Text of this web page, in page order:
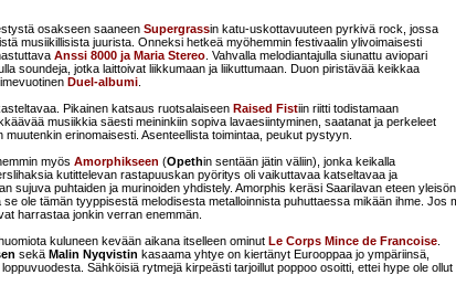
osakseen saaneen Supergrassin katu-uskottavuuteen pyrkivä rock, jossa
musiikillisista juurista. Onneksi hetkeä myöhemmin festivaalin ylivoimaisesti
Anssi 8000 ja Maria Stereo. Vahvalla melodiantajulla siunattu aviopari
soundeja, jotka laittoivat liikkumaan ja liikuttumaan. Duon piristävää keikkaa
Duel-albumi.
Pikainen katsaus ruotsalaiseen Raised Fistiin riitti todistamaan
musiikkia säesti meininkiin sopiva lavaesiintyminen, saatanat ja perkeleet
erinomaisesti. Asenteellista toimintaa, peukut pystyyn.
myös Amorphikseen (Opethin sentään jätin väliin), jonka keikalla
kutittelevan rastapuuskan pyöritys oli vaikuttavaa katseltavaa ja
sujuva puhtaiden ja murinoiden yhdistely. Amorphis keräsi Saarilavan eteen
ole tämän tyyppisestä melodisesta metalloinnista puhuttaessa mikään ihme. Jos
harrastaa jonkin verran enemmän.
kuluneen kevään aikana itselleen ominut Le Corps Mince de Francoise.
sekä Malin Nyqvistin kasaama yhtye on kiertänyt Eurooppaa jo ympäriinsä,
Sähköisiä rytmejä kirpeästi tarjoillut poppoo osoitti, ettei hype ole ollut